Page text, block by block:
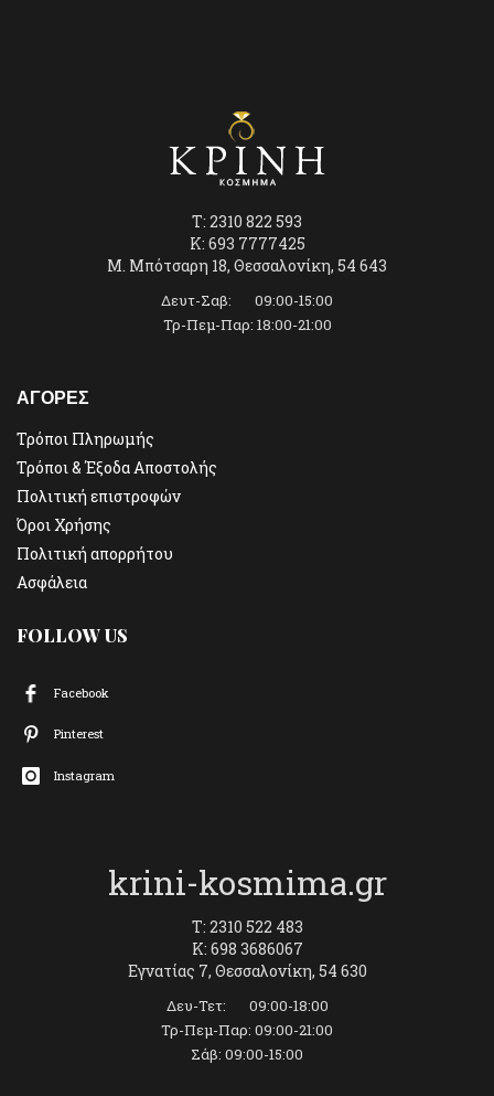
T: 2310 822 593
K: 693 7777425
Μ. Μπότσαρη 18, Θεσσαλονίκη, 54 643
Δευτ-Σαβ: 09:00-15:00
Τρ-Πεμ-Παρ: 18:00-21:00
ΑΓΟΡΕΣ
Τρόποι Πληρωμής
Τρόποι & Έξοδα Αποστολής
Πολιτική επιστροφών
Όροι Χρήσης
Πολιτική απορρήτου
Ασφάλεια
FOLLOW US
Facebook
Pinterest
Instagram
krini-kosmima.gr
T: 2310 522 483
K: 698 3686067
Εγνατίας 7, Θεσσαλονίκη, 54 630
Δευ-Τετ: 09:00-18:00
Τρ-Πεμ-Παρ: 09:00-21:00
Σάβ: 09:00-15:00